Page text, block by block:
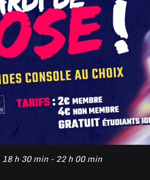
18 h 30 min - 22 h 00 min